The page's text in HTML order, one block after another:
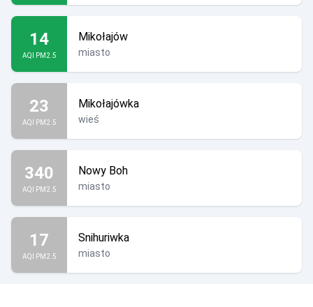
14
AQI PM2.5
Mikołajów
miasto
23
AQI PM2.5
Mikołajówka
wieś
340
AQI PM2.5
Nowy Boh
miasto
17
AQI PM2.5
Snihuriwka
miasto